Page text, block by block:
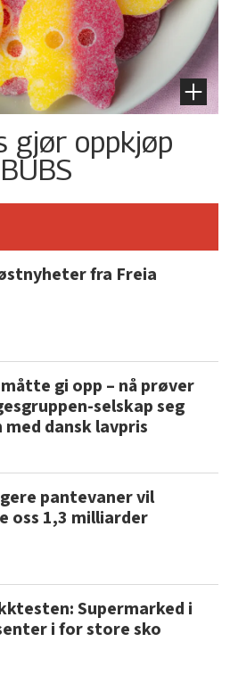
gjør oppkjøp
fra Freia
gi opp – nå prøver
selskap seg
med dansk lavpris
pantevaner vil
oss 1,3 milliarder
Supermarked i
i for store sko